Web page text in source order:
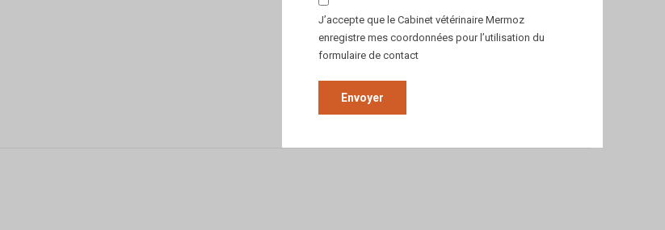
J’accepte que le Cabinet vétérinaire Mermoz
enregistre mes coordonnées pour l’utilisation du
formulaire de contact